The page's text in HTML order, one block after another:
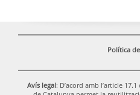
Política
Avís legal: D’acord amb l’article